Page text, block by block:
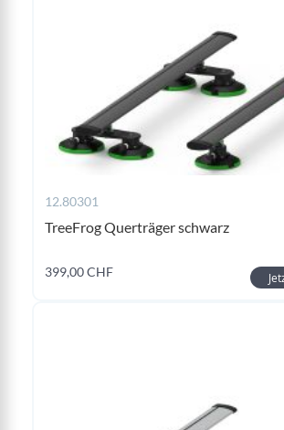
12.80301
TreeFrog Querträger schwarz
399,00 CHF